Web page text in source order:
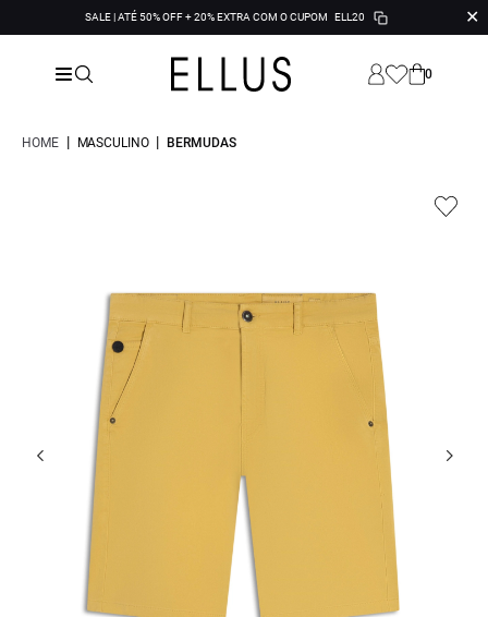
SALE | ATÉ 50% OFF + 20% EXTRA COM O CUPOM ELL20 ✕
0
HOME | MASCULINO | BERMUDAS